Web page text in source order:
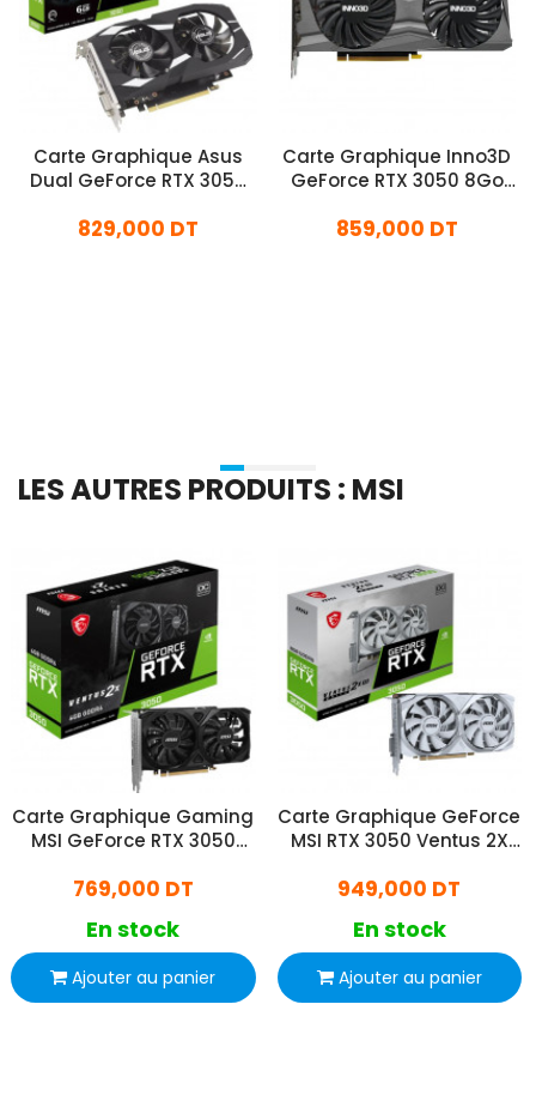
Carte Graphique Asus
Dual GeForce RTX 3050
829,000 DT
Carte Graphique Inno3D
GeForce RTX 3050 8Go
859,000 DT
LES AUTRES PRODUITS : MSI
Carte Graphique Gaming
MSI GeForce RTX 3050
769,000 DT
En stock
Ajouter au panier
Carte Graphique GeForce
MSI RTX 3050 Ventus 2X
949,000 DT
En stock
Ajouter au panier